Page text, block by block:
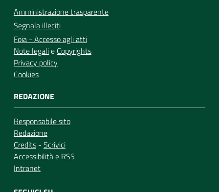
Amministrazione trasparente
Segnala illeciti
Foia - Accesso agli atti
Note legalie Copyrights
Privacy policy
Cookies
REDAZIONE
Responsabile sito
Redazione
Credits - Scrivici
Accessibilitàe RSS
Intranet